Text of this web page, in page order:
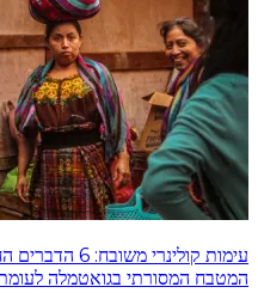
עימות
המטבח המסורתי בגואטמלה